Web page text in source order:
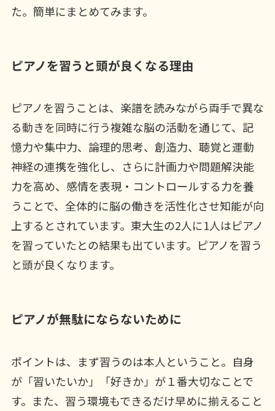
た。簡単にまとめてみます。
ピアノを習うと頭が良くなる理由
ピアノを習うことは、楽譜を読みながら両手で異な
る動きを同時に行う複雑な脳の活動を通じて、記
憶力や集中力、論理的思考、創造力、聴覚と運動
神経の連携を強化し、さらに計画力や問題解決能
力を高め、感情を表現・コントロールする力を養
うことで、全体的に脳の働きを活性化させ知能が向
上するとされています。東大生の2人に1人はピアノ
を習っていたとの結果も出ています。ピアノを習う
と頭が良くなります。
ピアノが無駄にならないために
ポイントは、まず習うのは本人ということ。自身
が「習いたいか」「好きか」が１番大切なことで
す。また、習う環境もできるだけ早めに揃えること